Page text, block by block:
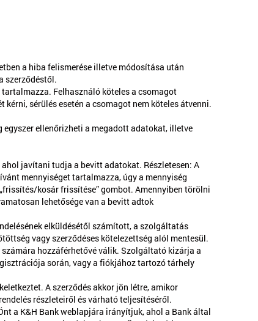
a hiba felismerése illetve módosítása után
szerződéstől.
Felhasználó köteles a csomagot
sérülés esetén a csomagot nem köteles átvenni.
egyszer ellenőrizheti a megadott adatokat, illetve
javítani tudja a bevitt adatokat. Részletesen: A
mennyiséget tartalmazza, úgy a mennyiség
kosár frissítése” gombot. Amennyiben törölni
lehetősége van a bevitt adtok
elküldésétől számított, a szolgáltatás
vagy szerződéses kötelezettség alól mentesül.
hozzáférhetővé válik. Szolgáltató kizárja a
során, vagy a fiókjához tartozó tárhely
A szerződés akkor jön létre, amikor
részleteiről és várható teljesítéséről.
a K&H Bank weblapjára irányítjuk, ahol a Bank által